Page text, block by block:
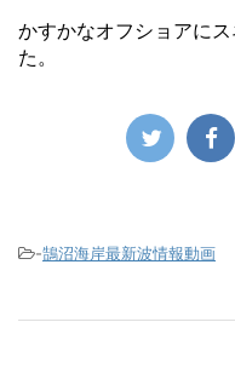
かすかなオフショアに
た。
-鵠沼海岸最新波情報動画